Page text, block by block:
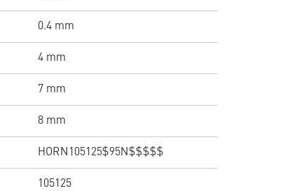
0.4 mm
4 mm
7 mm
8 mm
HORN105125$95N$$$$$
105125